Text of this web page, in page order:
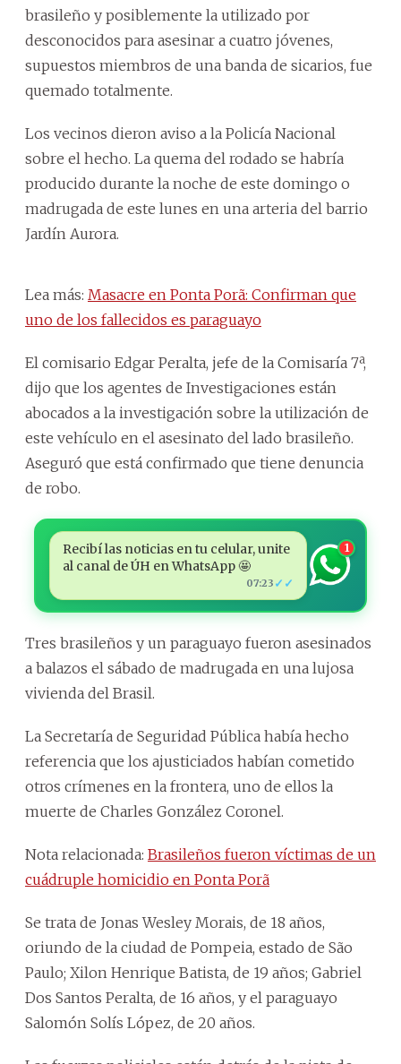
brasileño y posiblemente la utilizado por
desconocidos para asesinar a cuatro jóvenes,
supuestos miembros de una banda de sicarios, fue
quemado totalmente.
Los vecinos dieron aviso a la Policía Nacional
sobre el hecho. La quema del rodado se habría
producido durante la noche de este domingo o
madrugada de este lunes en una arteria del barrio
Jardín Aurora.
Lea más: Masacre en Ponta Porã: Confirman que
uno de los fallecidos es paraguayo
El comisario Edgar Peralta, jefe de la Comisaría 7ª,
dijo que los agentes de Investigaciones están
abocados a la investigación sobre la utilización de
este vehículo en el asesinato del lado brasileño.
Aseguró que está confirmado que tiene denuncia
de robo.
Recibí las noticias en tu celular, unite
al canal de ÚH en WhatsApp 🤩
07:23 ✓✓
1
Tres brasileños y un paraguayo fueron asesinados
a balazos el sábado de madrugada en una lujosa
vivienda del Brasil.
La Secretaría de Seguridad Pública había hecho
referencia que los ajusticiados habían cometido
otros crímenes en la frontera, uno de ellos la
muerte de Charles González Coronel.
Nota relacionada: Brasileños fueron víctimas de un
cuádruple homicidio en Ponta Porã
Se trata de Jonas Wesley Morais, de 18 años,
oriundo de la ciudad de Pompeia, estado de São
Paulo; Xilon Henrique Batista, de 19 años; Gabriel
Dos Santos Peralta, de 16 años, y el paraguayo
Salomón Solís López, de 20 años.